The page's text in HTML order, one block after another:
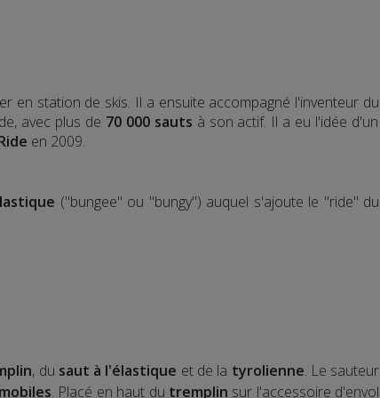
en station de skis. Il a ensuite accompagné l'inventeur du
avec plus de 70 000 sauts à son actif. Il a eu l'idée d'un
en 2009.
("bungee" ou "bungy") auquel s'ajoute le "ride" du
, du saut à l'élastique et de la tyrolienne. Le sauteur
. Placé en haut du tremplin sur l'accessoire d'envol